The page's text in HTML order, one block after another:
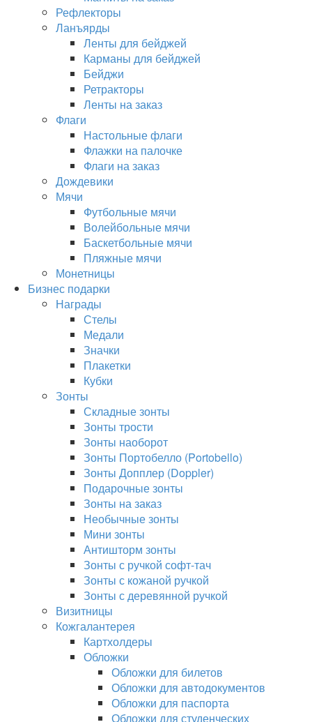
Рефлекторы
Ланъярды
Ленты для бейджей
Карманы для бейджей
Бейджи
Ретракторы
Ленты на заказ
Флаги
Настольные флаги
Флажки на палочке
Флаги на заказ
Дождевики
Мячи
Футбольные мячи
Волейбольные мячи
Баскетбольные мячи
Пляжные мячи
Монетницы
Бизнес подарки
Награды
Стелы
Медали
Значки
Плакетки
Кубки
Зонты
Складные зонты
Зонты трости
Зонты наоборот
Зонты Портобелло (Portobello)
Зонты Допплер (Doppler)
Подарочные зонты
Зонты на заказ
Необычные зонты
Мини зонты
Антишторм зонты
Зонты с ручкой софт-тач
Зонты с кожаной ручкой
Зонты с деревянной ручкой
Визитницы
Кожгалантерея
Картхолдеры
Обложки
Обложки для билетов
Обложки для автодокументов
Обложки для паспорта
Обложки для студенческих